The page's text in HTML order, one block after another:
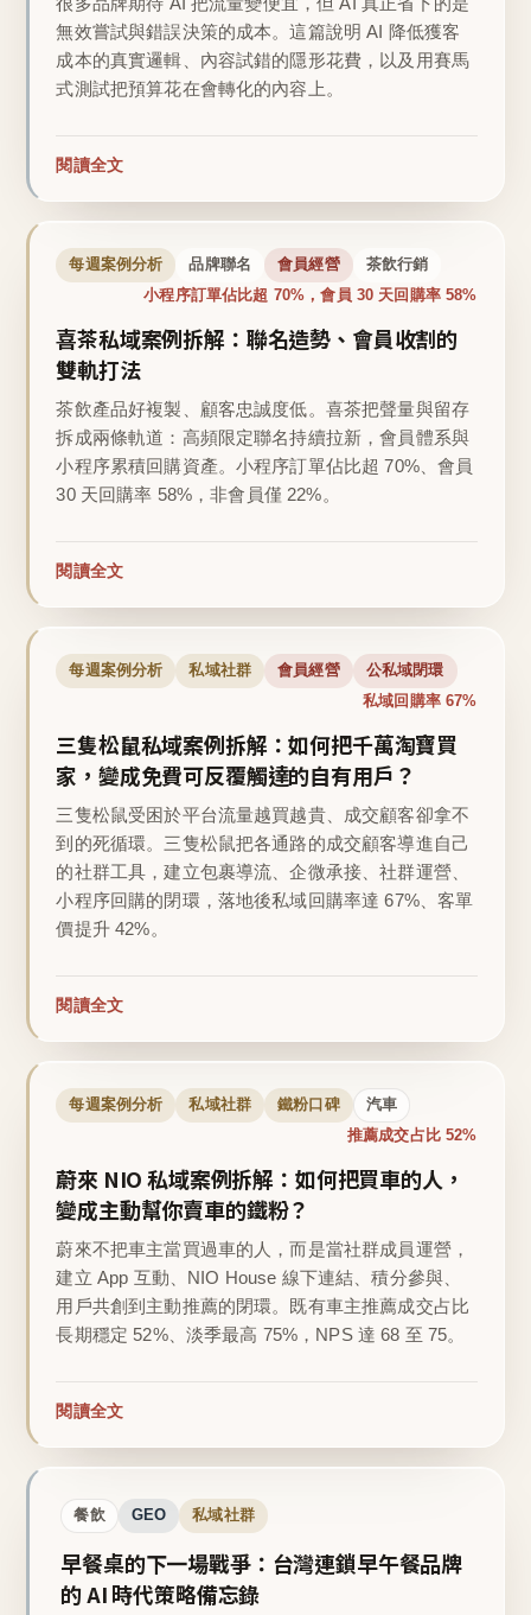
無效嘗試與錯誤決策的成本。這篇說明 AI 降低獲客
成本的真實邏輯、內容試錯的隱形花費，以及用賽馬
式測試把預算花在會轉化的內容上。
閱讀全文
每週案例分析 品牌聯名 會員經營 茶飲行銷
小程序訂單佔比超 70%，會員 30 天回購率 58%
喜茶私域案例拆解：聯名造勢、會員收割的
雙軌打法
茶飲產品好複製、顧客忠誠度低。喜茶把聲量與留存
拆成兩條軌道：高頻限定聯名持續拉新，會員體系與
小程序累積回購資產。小程序訂單佔比超 70%、會員
30 天回購率 58%，非會員僅 22%。
閱讀全文
每週案例分析 私域社群 會員經營 公私域閉環
私域回購率 67%
三隻松鼠私域案例拆解：如何把千萬淘寶買
家，變成免費可反覆觸達的自有用戶？
三隻松鼠受困於平台流量越買越貴、成交顧客卻拿不
到的死循環。三隻松鼠把各通路的成交顧客導進自己
的社群工具，建立包裹導流、企微承接、社群運營、
小程序回購的閉環，落地後私域回購率達 67%、客單
價提升 42%。
閱讀全文
每週案例分析 私域社群 鐵粉口碑 汽車
推薦成交占比 52%
蔚來 NIO 私域案例拆解：如何把買車的人，
變成主動幫你賣車的鐵粉？
蔚來不把車主當買過車的人，而是當社群成員運營，
建立 App 互動、NIO House 線下連結、積分參與、
用戶共創到主動推薦的閉環。既有車主推薦成交占比
長期穩定 52%、淡季最高 75%，NPS 達 68 至 75。
閱讀全文
餐飲 GEO 私域社群
早餐桌的下一場戰爭：台灣連鎖早午餐品牌
的 AI 時代策略備忘錄